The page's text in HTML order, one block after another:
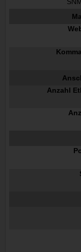
Anzahl